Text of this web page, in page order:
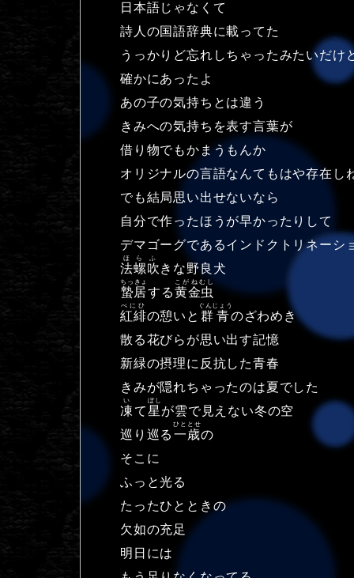
日本語じゃなくて
詩人の国語辞典に載ってた
うっかりど忘れしちゃったみたいだけ
確かにあったよ
あの子の気持ちとは違う
きみへの気持ちを表す言葉が
借り物でもかまうもんか
オリジナルの言語なんてもはや存在し
でも結局思い出せないなら
自分で作ったほうが早かったりして
デマゴーグであるインドクトリネーシ
法螺吹
ほらふ
きな野良犬
蟄居
ちっきょ
する黄金虫
こがねむし
紅緋
べにひ
の憩いと 群青
ぐんじょう
のざわめき
散る花びらが思い出す記憶
新緑の摂理に反抗した青春
きみが隠れちゃったのは夏でした
凍
い
て 星
ぼし
が雲で見えない冬の空
巡り巡る 一歳
ひととせ
の
そこに
ふっと光る
たったひとときの
欠如の充足
明日には